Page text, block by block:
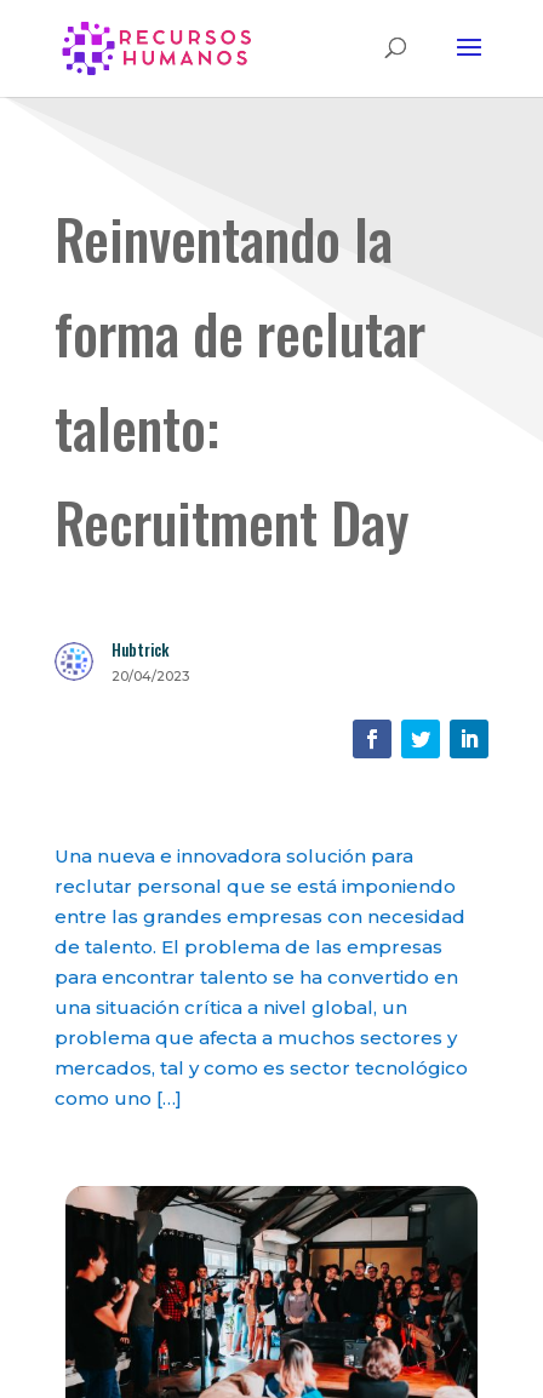
Reinventando la
forma de reclutar
talento:
Recruitment Day
Hubtrick
20/04/2023
Una nueva e innovadora solución para
reclutar personal que se está imponiendo
entre las grandes empresas con necesidad
de talento. El problema de las empresas
para encontrar talento se ha convertido en
una situación crítica a nivel global, un
problema que afecta a muchos sectores y
mercados, tal y como es sector tecnológico
como uno […]